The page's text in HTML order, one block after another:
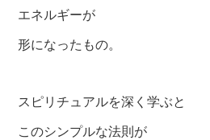
エネルギーが
形になったもの。
スピリチュアルを深く学ぶと
このシンプルな法則が